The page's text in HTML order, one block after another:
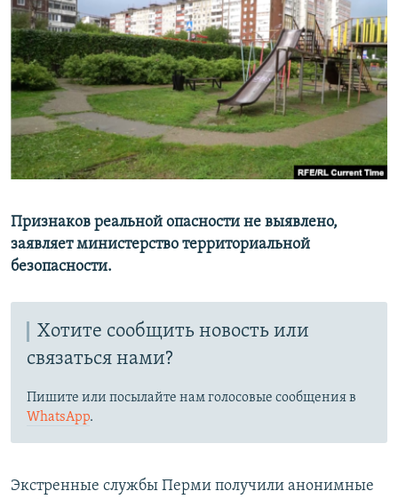
СИБИРЬ.РЕАЛИИ
РАСПИСАНИЕ ВЕЩАНИЯ
ПОДПИШИТЕСЬ НА РАССЫЛКУ
СОЦИАЛЬНЫЕ СЕТИ
Все сайты РСЕ/РС
Признаков реальной опасности не выявлено,
заявляет министерство территориальной
безопасности.
Хотите сообщить новость или
связаться нами?
Пишите или посылайте нам голосовые сообщения в
WhatsApp.
Экстренные службы Перми получили анонимные